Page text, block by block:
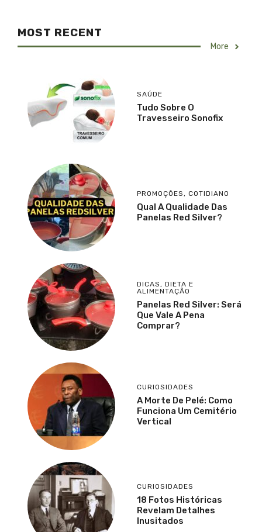
MOST RECENT
More
SAÚDE
Tudo Sobre O
Travesseiro Sonofix
PROMOÇÕES, COTIDIANO
Qual A Qualidade Das
Panelas Red Silver?
DICAS, DIETA E
ALIMENTAÇÃO
Panelas Red Silver: Será
Que Vale A Pena
Comprar?
CURIOSIDADES
A Morte De Pelé: Como
Funciona Um Cemitério
Vertical
CURIOSIDADES
18 Fotos Históricas
Revelam Detalhes
Inusitados